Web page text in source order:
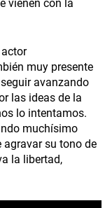
vienen con la
muy presente
avanzando
las ideas de la
lo intentamos.
muchísimo
agravar su tono de
la libertad,